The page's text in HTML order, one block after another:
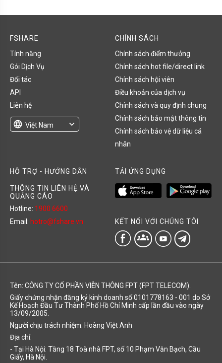
FSHARE
Tính năng
Gói Dịch Vụ
Đối tác
API
Liên hệ
language Việt Nam
expand_more
CHÍNH SÁCH
Chính sách điểm thưởng
Chính sách hot file/direct link
Chính sách hội viên
Điều khoản của dịch vụ
Chính sách và quy định chung
Chính sách bảo mật thông tin
Chính sách bảo vệ dữ liệu cá
nhân
HỖ TRỢ - HƯỚNG DẪN
THÔNG TIN LIÊN HỆ VÀ
QUẢNG CÁO
Hotline: 1900 6600
Email: hotro@fshare.vn
TẢI ỨNG DỤNG
KẾT NỐI VỚI CHÚNG TÔI
groups
Tên: CÔNG TY CỔ PHẦN VIỄN THÔNG FPT (FPT TELECOM).
Giấy chứng nhận đăng ký kinh doanh số 0101778163 - 001 do Sở
Kế Hoạch Đầu Tư Thành Phố Hồ Chí Minh cấp lần đầu vào ngày
13/09/2005.
Người chịu trách nhiệm: Hoàng Việt Anh
Địa chỉ:
- Tại Hà Nội: Tầng 18 Toà nhà FPT, số 10 Phạm Văn Bạch, Cầu
Giấy, Hà Nội.